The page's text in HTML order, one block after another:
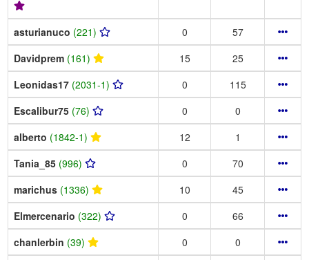
asturianuco (221) 0
57
Davidprem (161) 15
25
Leonidas17 (2031-1) 0
115
Escalibur75 (76) 0
0
alberto (1842-1) 12
1
Tania_85 (996) 0
70
marichus (1336) 10
45
Elmercenario (322) 0
66
chanlerbin (39) 0
0